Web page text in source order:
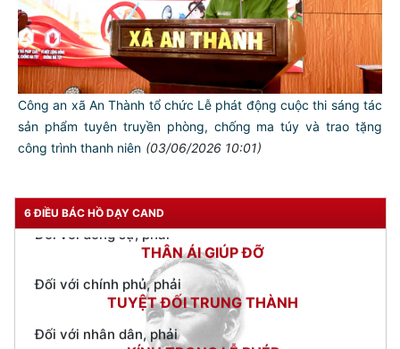
Công an xã An Thành tổ chức Lễ phát động cuộc thi sáng tác
sản phẩm tuyên truyền phòng, chống ma túy và trao tặng
công trình thanh niên (03/06/2026 10:01)
6 ĐIỀU BÁC HỒ DẠY CAND
TƯ CÁCH
NGƯỜI CÔNG AN CÁCH MỆNH LÀ:
Đối với tự mình, phải
CẦN, KIỆM, LIÊM, CHÍNH
Đối với chính phủ, phải
TUYỆT ĐỐI TRUNG THÀNH
Đối với nhân dân, phải
KÍNH TRỌNG LỄ PHÉP
Đối với công việc, phải
TẬN TỤY